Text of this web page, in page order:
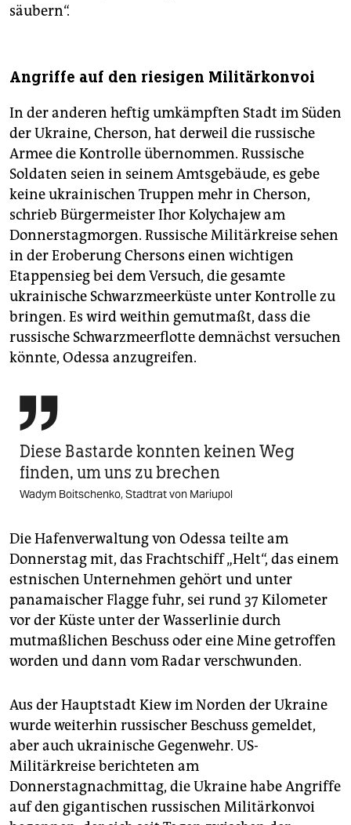
säubern“.
Angriffe auf den riesigen Militärkonvoi
In der anderen heftig umkämpften Stadt im Süden
der Ukraine, Cherson, hat derweil die russische
Armee die Kontrolle übernommen. Russische
Soldaten seien in seinem Amtsgebäude, es gebe
keine ukrainischen Truppen mehr in Cherson,
schrieb Bürgermeister Ihor Kolychajew am
Donnerstagmorgen. Russische Militärkreise sehen
in der Eroberung Chersons einen wichtigen
Etappensieg bei dem Versuch, die gesamte
ukrainische Schwarzmeerküste unter Kontrolle zu
bringen. Es wird weithin gemutmaßt, dass die
russische Schwarzmeerflotte demnächst versuchen
könnte, Odessa anzugreifen.

Diese Bastarde konnten keinen Weg
finden, um uns zu brechen
Wadym Boitschenko, Stadtrat von Mariupol
Die Hafenverwaltung von Odessa teilte am
Donnerstag mit, das Frachtschiff „Helt“, das einem
estnischen Unternehmen gehört und unter
panamaischer Flagge fuhr, sei rund 37 Kilometer
vor der Küste unter der Wasserlinie durch
mutmaßlichen Beschuss oder eine Mine getroffen
worden und dann vom Radar verschwunden.
Aus der Hauptstadt Kiew im Norden der Ukraine
wurde weiterhin russischer Beschuss gemeldet,
aber auch ukrainische Gegenwehr. US-
Militärkreise berichteten am
Donnerstagnachmittag, die Ukraine habe Angriffe
auf den gigantischen russischen Militärkonvoi